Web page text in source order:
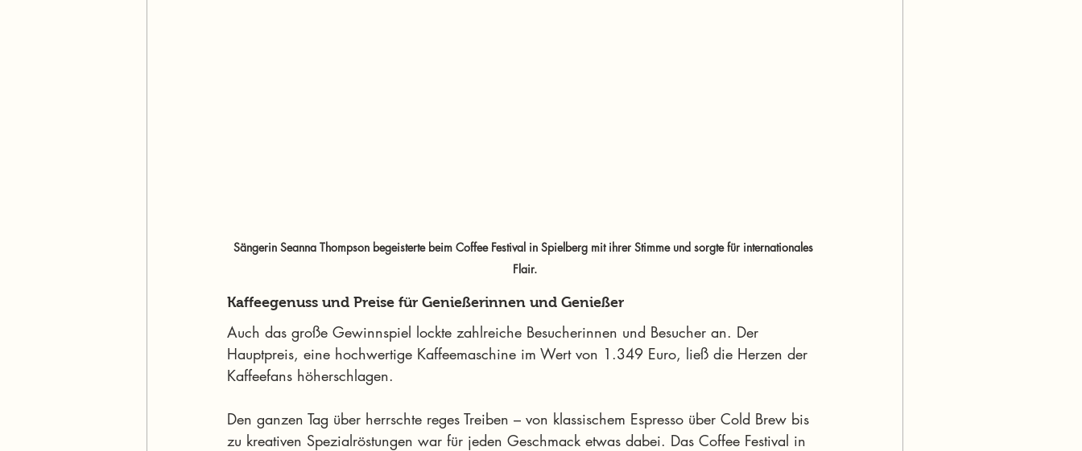
Sängerin Seanna Thompson begeisterte beim Coffee Festival in Spielberg mit ihrer Stimme und sorgte für internationales
Flair.
Kaffeegenuss und Preise für Genießerinnen und Genießer
Auch das große Gewinnspiel lockte zahlreiche Besucherinnen und Besucher an. Der
Hauptpreis, eine hochwertige Kaffeemaschine im Wert von 1.349 Euro, ließ die Herzen der
Kaffeefans höherschlagen.
Den ganzen Tag über herrschte reges Treiben – von klassischem Espresso über Cold Brew bis
zu kreativen Spezialröstungen war für jeden Geschmack etwas dabei. Das Coffee Festival in